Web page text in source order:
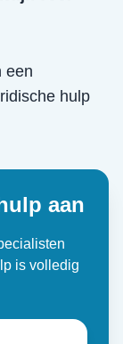
een
hulp
aan
is volledig